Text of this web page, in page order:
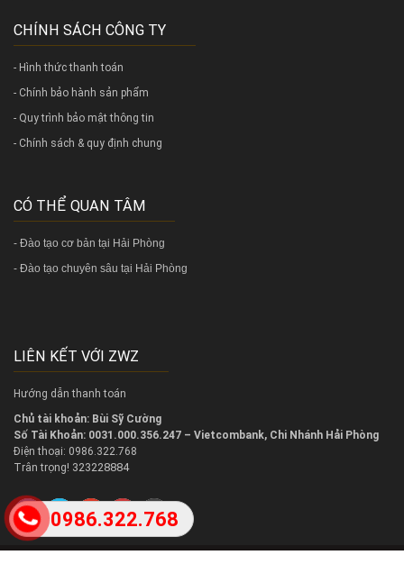
CHÍNH SÁCH CÔNG TY
- Hình thức thanh toán
- Chính bảo hành sản phẩm
- Quy trình bảo mật thông tin
- Chính sách & quy định chung
CÓ THỂ QUAN TÂM
- Đào tạo cơ bản tại Hải Phòng
- Đào tạo chuyên sâu tại Hải Phòng
LIÊN KẾT VỚI ZWZ
Hướng dẫn thanh toán
Chủ tài khoản: Bùi Sỹ Cường
Số Tài Khoản: 0031.000.356.247 – Vietcombank, Chi Nhánh Hải Phòng
Điện thoại: 0986.322.768
Trân trọng! 323228884
0986.322.768